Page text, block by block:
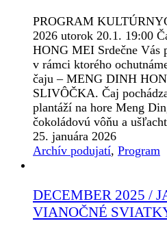
PROGRAM
2026 utorok 20.1. 19:00
HONG MEI Srdečne Vás
v rámci ktorého
čaju – MENG DINH
SLIVÔČKA. Čaj
plantáží na hore Meng
čokoládovú vôňu a
25. januára 2026
Archív podujatí, Program
DECEMBER 2025 /
VIANOČNÉ